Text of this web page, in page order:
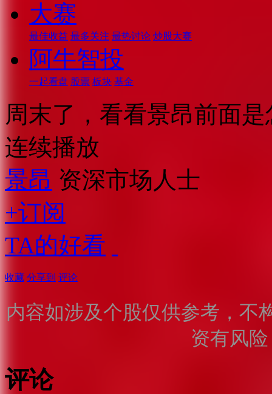
大赛
最佳收益 最多关注 最热讨论 炒股大赛
阿牛智投
一起看盘 股票 板块 基金
周末了，看看景昂前面
连续播放
景昂 资深市场人士
+订阅
TA的好看
收藏 分享到 评论
内容如涉及个股仅供参考，不
资有风
评论